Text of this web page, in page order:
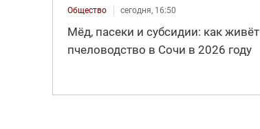
Общество сегодня, 16:50
Мёд, пасеки и субсидии: как живёт
пчеловодство в Сочи в 2026 году